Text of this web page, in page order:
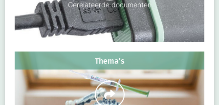
Gerelateerde documenten
Thema’s